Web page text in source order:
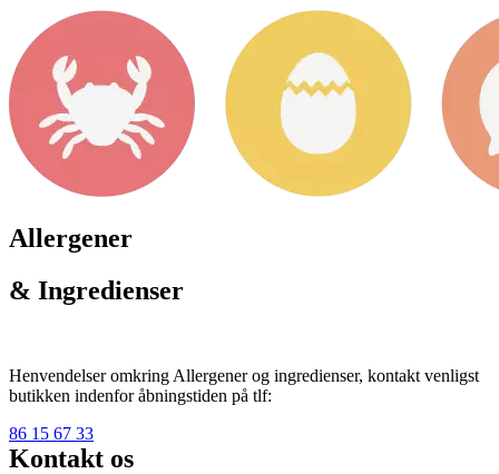
Allergener
& Ingredienser
Henvendelser omkring Allergener og ingredienser, kontakt venligst
butikken indenfor åbningstiden på tlf:
86 15 67 33
Kontakt os